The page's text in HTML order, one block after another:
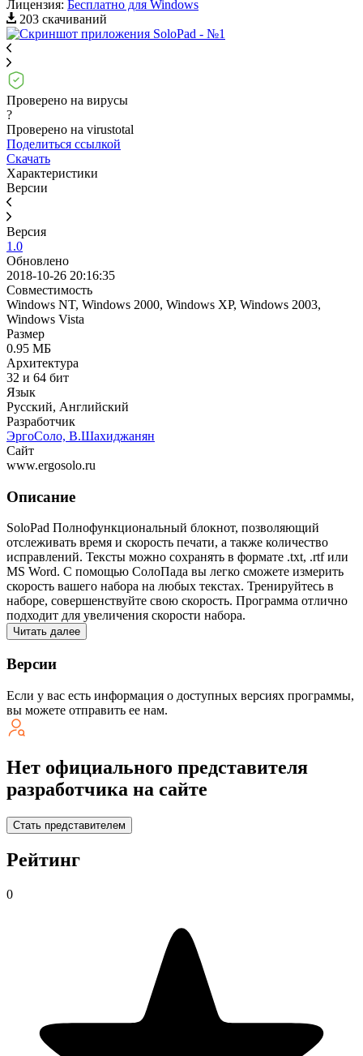
Лицензия: Бесплатно для Windows
203 скачиваний
Проверено на вирусы
?
Проверено на virustotal
Поделиться ссылкой
Скачать
Характеристики
Версии
Версия
1.0
Обновлено
2018-10-26 20:16:35
Совместимость
Windows NT, Windows 2000, Windows XP, Windows 2003,
Windows Vista
Размер
0.95 МБ
Архитектура
32 и 64 бит
Язык
Русский, Английский
Разработчик
ЭргоСоло, В.Шахиджанян
Сайт
www.ergosolo.ru
Описание
SoloPad Полнофункциональный блокнот, позволяющий
отслеживать время и скорость печати, а также количество
исправлений. Тексты можно сохранять в формате .txt, .rtf или
MS Word. С помощью СолоПада вы легко сможете измерить
скорость вашего набора на любых текстах. Тренируйтесь в
наборе, совершенствуйте свою скорость. Программа отлично
подходит для увеличения скорости набора.
Читать далее
Версии
Если у вас есть информация о доступных версиях программы,
вы можете отправить ее нам.
Нет официального представителя
разработчика на сайте
Стать представителем
Рейтинг
0